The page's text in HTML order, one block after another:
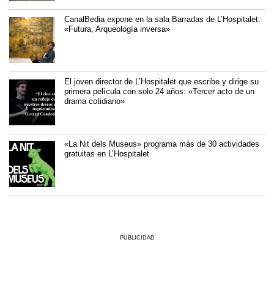
CanalBedia expone en la sala Barradas de L’Hospitalet:
«Futura, Arqueología inversa»
El joven director de L’Hospitalet que escribe y dirige su
primera película con solo 24 años: «Tercer acto de un
drama cotidiano»
«La Nit dels Museus» programa más de 30 actividades
gratuitas en L’Hospitalet
PUBLICIDAD